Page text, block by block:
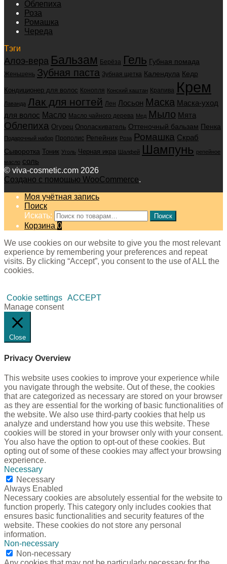
Облепиха
Роза
Ромашка
Череда
Тэги
Алоэ-вера Бальзам Берёза Гель Губная помада
Женьшень Зубная паста Зубная щетка Календула Кедр
Кондиционер для волос Конопля Конский каштан Крапива Крем
Лаванда Лак для ногтей Лен Лосьон Маска Маска-уход
для волос Масло Масло чайного дерева Мед Мыло Мята
Облепиха Огурец Ополаскиватель Оттеночный бальзам Пенка
Подарочный набор Прополис Репейник Роза Ромашка Скраб
Сыворотка Тоник Уголь Черная икра Шалфей Шампунь репейное
масло соль
© viva-cosmetic.com 2026
Создано с помощью WooCommerce.
Моя учётная запись
Поиск
Искать:
Поиск
Корзина 0
We use cookies on our website to give you the most relevant
experience by remembering your preferences and repeat
visits. By clicking “Accept”, you consent to the use of ALL the
cookies.
Cookie settings ACCEPT
Manage consent
Close
Privacy Overview
This website uses cookies to improve your experience while
you navigate through the website. Out of these, the cookies
that are categorized as necessary are stored on your browser
as they are essential for the working of basic functionalities of
the website. We also use third-party cookies that help us
analyze and understand how you use this website. These
cookies will be stored in your browser only with your consent.
You also have the option to opt-out of these cookies. But
opting out of some of these cookies may affect your browsing
experience.
Necessary
Necessary
Always Enabled
Necessary cookies are absolutely essential for the website to
function properly. This category only includes cookies that
ensures basic functionalities and security features of the
website. These cookies do not store any personal
information.
Non-necessary
Non-necessary